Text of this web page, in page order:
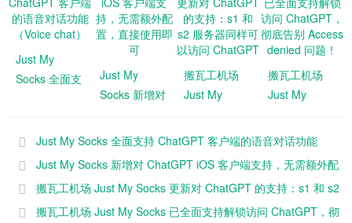
Just My
Socks 全面支
对话功能
（Voice
Just My
Socks 新增对
客户端支持，
置，直接使用
即可
搬瓦工机场
Just My
ChatGPT 的
s2 服务器同
样可以访问
ChatGPT
搬瓦工机场
Just My
支持解锁访问
底告别
Access
denied 问
Just My Socks 全面支持 ChatGPT 客户端的语音对话功能
（Voice chat）
Just My Socks 新增对 ChatGPT iOS 客户端支持，无需额外配
置，直接使用即可
搬瓦工机场 Just My Socks 更新对 ChatGPT 的支持：s1 和 s2
服务器同样可以访问 ChatGPT
搬瓦工机场 Just My Socks 已全面支持解锁访问 ChatGPT，彻